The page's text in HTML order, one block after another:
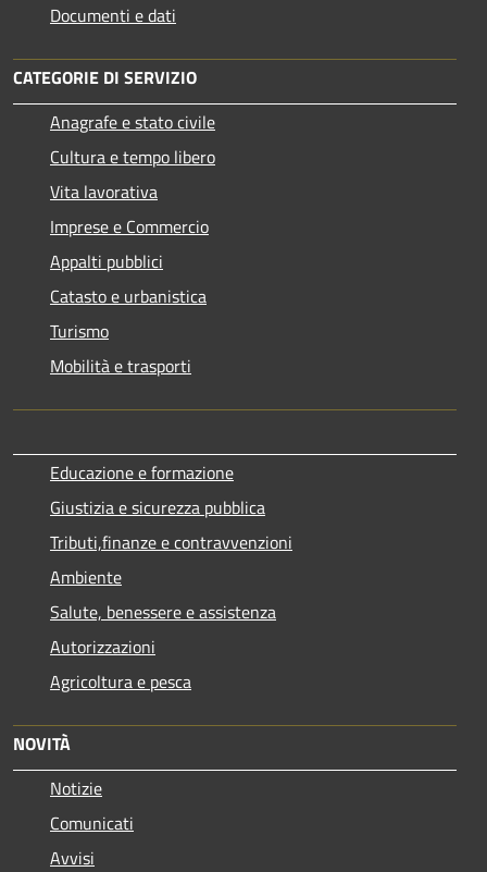
Documenti e dati
CATEGORIE DI SERVIZIO
Anagrafe e stato civile
Cultura e tempo libero
Vita lavorativa
Imprese e Commercio
Appalti pubblici
Catasto e urbanistica
Turismo
Mobilità e trasporti
Educazione e formazione
Giustizia e sicurezza pubblica
Tributi,finanze e contravvenzioni
Ambiente
Salute, benessere e assistenza
Autorizzazioni
Agricoltura e pesca
NOVITÀ
Notizie
Comunicati
Avvisi